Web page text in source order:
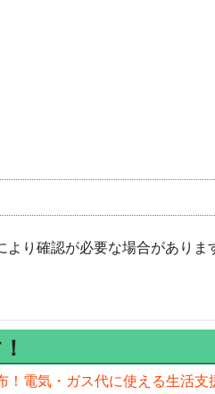
り確認が必要な場合がありま
！電気・ガス代に使える生活支